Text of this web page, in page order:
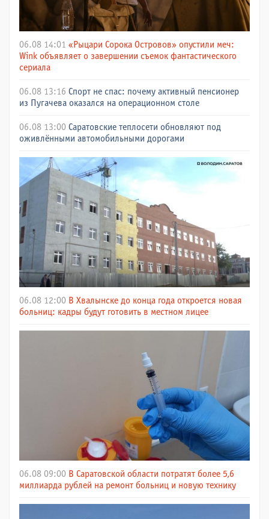
06.08 14:01 «Рыцари Сорока Островов» опустили меч:
Wink объявляет о завершении съемок фантастического
сериала
06.08 13:16 Спорт не спас: почему активный пенсионер
из Пугачева оказался на операционном столе
06.08 13:00 Саратовские теплосети обновляют под
оживлёнными автомобильными дорогами
06.08 12:00 В Хвалынске до конца года откроется новая
больниц: кадры будут готовить в местном лицее
06.08 09:00 В Саратовской области потратят более 5,6
миллиарда рублей на ремонт больниц и новую технику